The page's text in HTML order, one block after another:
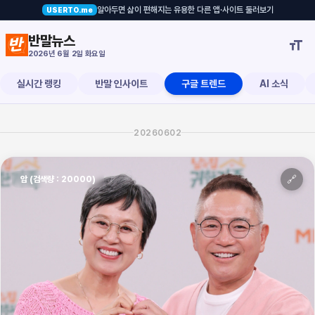
USERTO.me 알아두면 삶이 편해지는 유용한 다른 앱·사이트 둘러보기
반말뉴스
2026년 6월 2일 화요일 
실시간 랭킹 반말 인사이트 구글 트렌드 AI 소식
20260602
암 (검색량 : 20000) 🔗